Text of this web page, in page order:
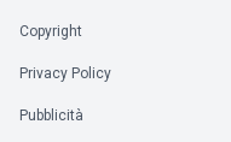
Copyright
Privacy Policy
Pubblicità